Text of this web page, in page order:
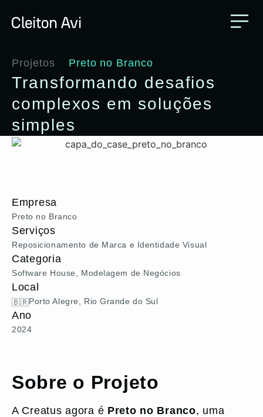
Projetos Preto no Branco
Transformando desafios
complexos em soluções
simples
Empresa
Preto no Branco
Serviços
Reposicionamento de Marca e Identidade Visual
Categoria
Software House, Modelagem de Negócios
Local
🇧🇷Porto Alegre, Rio Grande do Sul
Ano
2024
Sobre o Projeto
A Creatus agora é Preto no Branco, uma